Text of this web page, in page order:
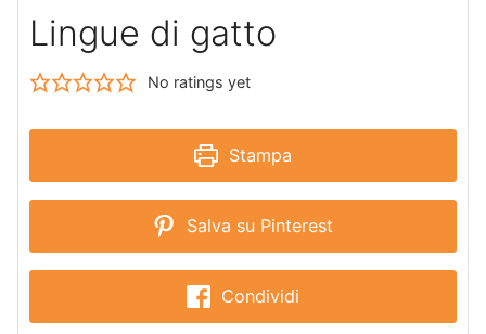
Lingue di gatto
No ratings yet
Stampa
Salva su Pinterest
Condividi